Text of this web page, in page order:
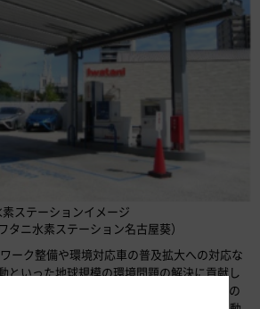
素ステーションイメージ
タニ水素ステーション名古屋葵）
ーク整備や環境対応車の普及拡大への対応な
といった地球規模の環境問題の解決に貢献し
これまでも「地域環境の保全と脱炭素化への